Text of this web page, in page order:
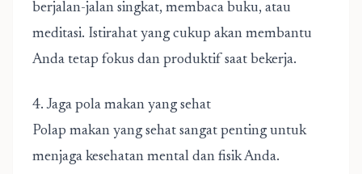
berjalan-jalan singkat, membaca buku, atau
meditasi. Istirahat yang cukup akan membantu
Anda tetap fokus dan produktif saat bekerja.
4. Jaga pola makan yang sehat
Polap makan yang sehat sangat penting untuk
menjaga kesehatan mental dan fisik Anda.